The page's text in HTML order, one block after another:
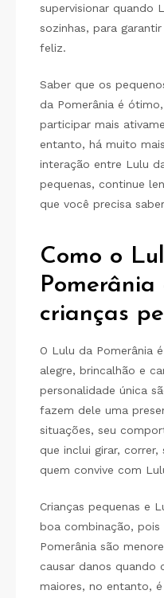
supervisionar quando
sozinhas, para
feliz.
Saber que os
da Pomerânia é
participar mais
entanto, há muito
interação entre Lulu
pequenas, continue
que você precisa
Como o
Pomerânia
crianças
O Lulu da Pomerânia
alegre, brincalhão e
personalidade única
fazem dele uma
situações, seu
que inclui girar,
quem convive com
Crianças pequenas e
boa combinação,
Pomerânia são
causar danos quando
maiores, no entanto,